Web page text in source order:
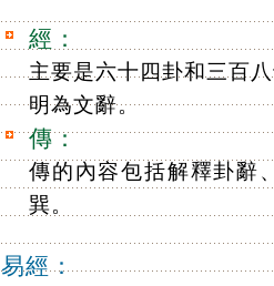
經：
主要是六十四卦和三百
明為文辭。
傳：
傳的內容包括解釋卦辭
巽。
易經：